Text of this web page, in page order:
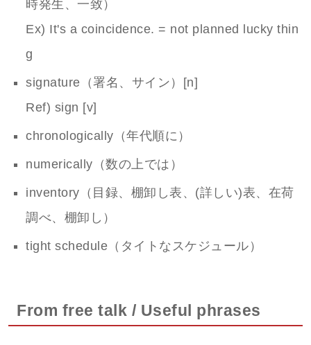
時発生、一致）
Ex) It's a coincidence. = not planned lucky thin
g
signature（署名、サイン）[n]
Ref) sign [v]
chronologically（年代順に）
numerically（数の上では）
inventory（目録、棚卸し表、(詳しい)表、在荷
調べ、棚卸し）
tight schedule（タイトなスケジュール）
From free talk / Useful phrases